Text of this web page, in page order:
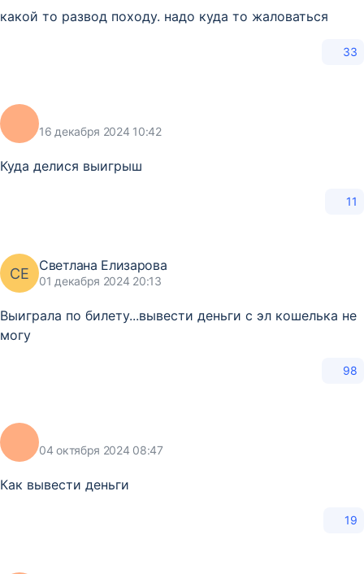
какой то развод походу. надо куда то жаловаться
33
16 декабря 2024 10:42
Куда делися выигрыш
11
СЕ Светлана Елизарова
01 декабря 2024 20:13
Выиграла по билету...вывести деньги с эл кошелька не
могу
98
04 октября 2024 08:47
Как вывести деньги
19